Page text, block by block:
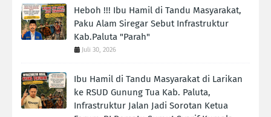
Heboh !!! Ibu Hamil di Tandu Masyarakat,
Paku Alam Siregar Sebut Infrastruktur
Kab.Paluta "Parah"
Juli 30, 2026
Ibu Hamil di Tandu Masyarakat di Larikan
ke RSUD Gunung Tua Kab. Paluta,
Infrastruktur Jalan Jadi Sorotan Ketua